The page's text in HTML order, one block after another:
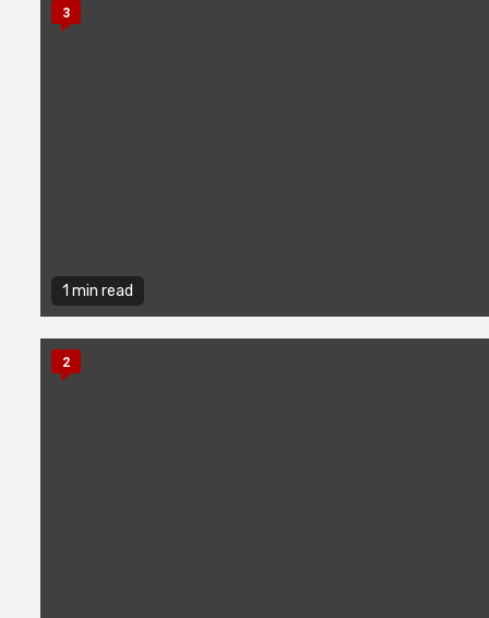
1 min read
3
2